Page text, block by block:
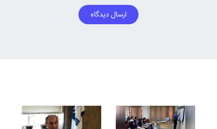
ارسال دیدگاه